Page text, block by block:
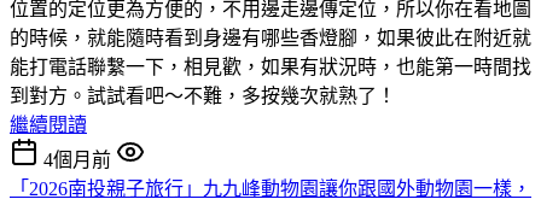
位置的定位更為方便的，不用邊走邊傳定位，所以你在看地圖
的時候，就能隨時看到身邊有哪些香燈腳，如果彼此在附近就
能打電話聯繫一下，相見歡，如果有狀況時，也能第一時間找
到對方。試試看吧～不難，多按幾次就熟了！
繼續閱讀
4個月前
「2026南投親子旅行」九九峰動物園讓你跟國外動物園一樣，